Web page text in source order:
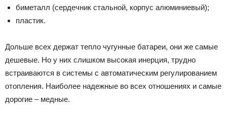
биметалл (сердечник стальной, корпус алюминиевый);
пластик.
Дольше всех держат тепло чугунные батареи, они же самые
дешевые. Но у них слишком высокая инерция, трудно
встраиваются в системы с автоматическим регулированием
отопления. Наиболее надежные во всех отношениях и самые
дорогие – медные.